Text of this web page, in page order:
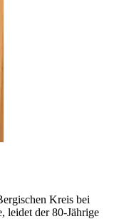
Kreis bei
leidet der 80-Jährige